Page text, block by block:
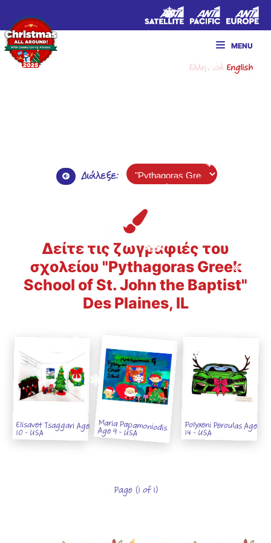
MENU
ΕλληνικάEnglish
Διάλεξε:
Δείτε τις ζωγραφιές του
σχολείου "Pythagoras Greek
School of St. John the Baptist"
Des Plaines, IL
Elisavet Tsaggari Age
10 - USA Maria Papamoniodis
Age 9 - USA Polyxeni Peroulas Age
14 - USA
Page (1 of 1)